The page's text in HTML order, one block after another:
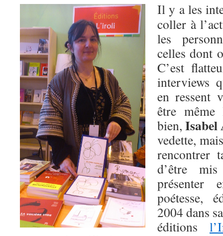
Il y a les
coller à
les
celles dont
C’est
interviews
en ressent
être
bien, Isabel
vedette,
rencontrer
d’être
présenter
poétesse,
2004 dans
éditions